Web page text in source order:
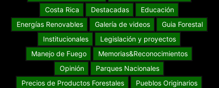
Costa Rica
Destacadas
Educación
Energías Renovables
Galería de videos
Guia Forestal
Institucionales
Legislación y proyectos
Manejo de Fuego
Memorias&Reconocimientos
Opinión
Parques Nacionales
Precios de Productos Forestales
Pueblos Originarios